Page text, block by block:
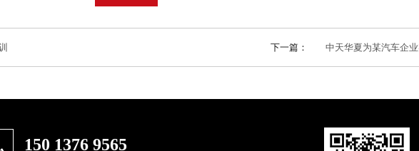
下一篇： 中天华夏为某汽车企
150 1376 9565